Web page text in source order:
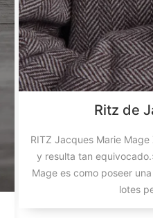
Ritz de
RITZ Jacques Marie
y resulta tan
Mage es como poseer
lotes